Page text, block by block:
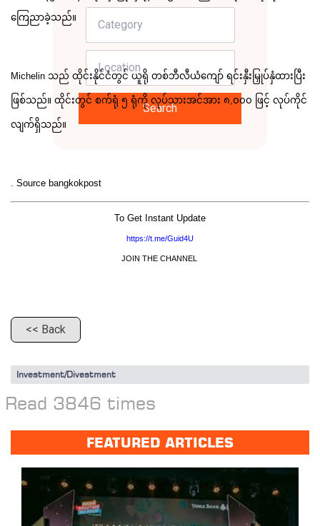
Search
ကြေညာခဲ့သည်။
Michelin သည် ထိုင်းနိုင်ငံတွင် ယူရို တစ်ဘီလီယံကျော် ရင်းနှီးမြှုပ်နှံထားပြီး
ဖြစ်သည်။ ထိုင်းတွင် စက်ရုံ ၅ ရုံကို လုပ်သားအင်အား ၈,၀၀၀ ဖြင့် လုပ်ကိုင်
လျက်ရှိသည်။
. Source bangkokpost
To Get Instant Update
https://t.me/Guid4U
JOIN THE CHANNEL
<< Back
Investment/Divestment
Read 3846 times
FEATURED ARTICLES